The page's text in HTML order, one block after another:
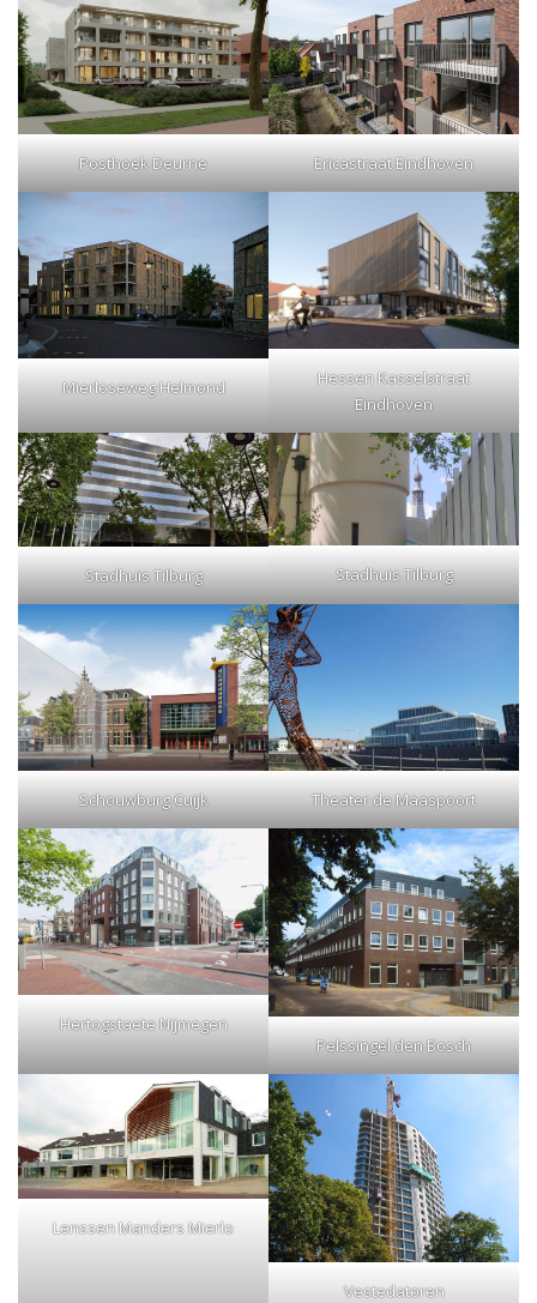
Posthoek Deurne Ericastraat Eindhoven
Mierloseweg Helmond
Hessen Kasselstraat
Eindhoven
Stadhuis Tilburg Stadhuis Tilburg
Schouwburg Cuijk Theater de Maaspoort
Hertogstaete Nijmegen
Pelssingel den Bosch
Lenssen Manders Mierlo
Vestedatoren